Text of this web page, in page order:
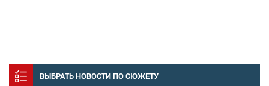
ВЫБРАТЬ НОВОСТИ ПО СЮЖЕТУ